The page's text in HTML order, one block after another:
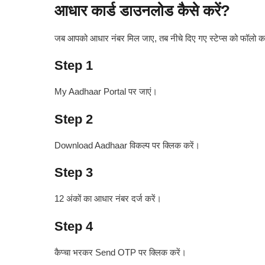
आधार कार्ड डाउनलोड कैसे करें?
जब आपको आधार नंबर मिल जाए, तब नीचे दिए गए स्टेप्स को फॉलो
Step 1
My Aadhaar Portal पर जाएं।
Step 2
Download Aadhaar विकल्प पर क्लिक करें।
Step 3
12 अंकों का आधार नंबर दर्ज करें।
Step 4
कैप्चा भरकर Send OTP पर क्लिक करें।